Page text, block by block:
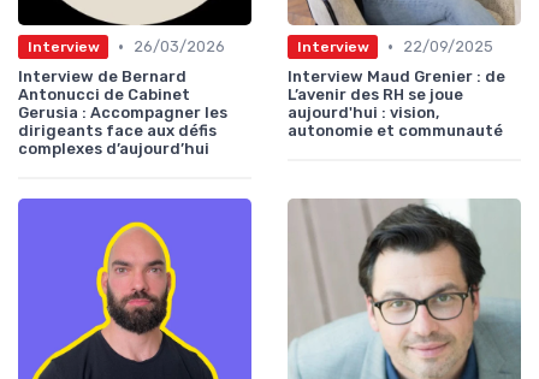
Interview •
26/03/2026
Interview de Bernard
Antonucci de Cabinet
Gerusia : Accompagner les
dirigeants face aux défis
complexes d’aujourd’hui
Interview •
22/09/2025
Interview Maud Grenier : de
L’avenir des RH se joue
aujourd'hui : vision,
autonomie et communauté